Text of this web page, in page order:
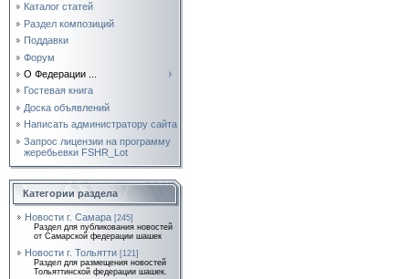
Каталог статей
Раздел композиций
Поддавки
Форум
О Федерации ...
Гостевая книга
Доска объявлений
Написать администратору сайта
Запрос лицензии на программу
жеребьевки FSHR_Lot
Категории раздела
Новости г. Самара [245]
Раздел для публикования новостей
от Самарской федерации шашек
Новости г. Тольятти [121]
Раздел для размещения новостей
Тольяттинской федерации шашек.